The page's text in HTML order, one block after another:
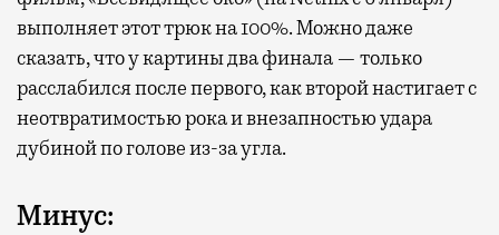
выполняет этот трюк на 100%. Можно даже
сказать, что у картины два финала — только
расслабился после первого, как второй настигает с
неотвратимостью рока и внезапностью удара
дубиной по голове из-за угла.
Минус: